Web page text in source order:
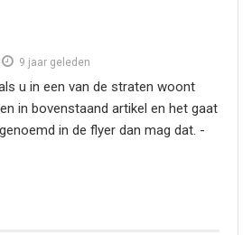
9 jaar geleden
u in een van de straten woont
in bovenstaand artikel en het gaat
in de flyer dan mag dat. -